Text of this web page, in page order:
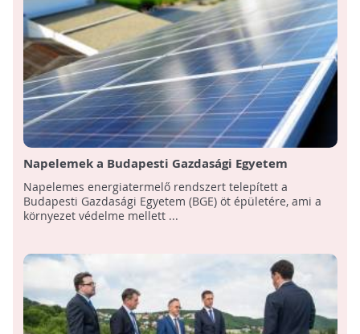
Napelemek a Budapesti Gazdasági Egyetem
épületein
Napelemes energiatermelő rendszert telepített a
Budapesti Gazdasági Egyetem (BGE) öt épületére, ami a
környezet védelme mellett ...